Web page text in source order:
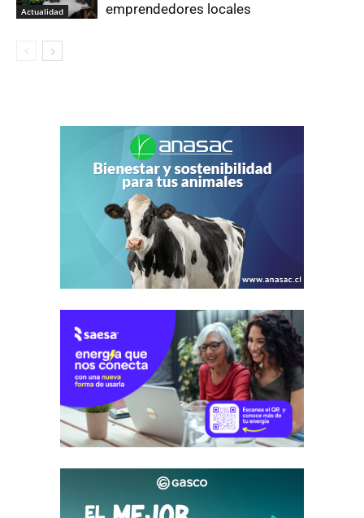
Actualidad
emprendedores locales